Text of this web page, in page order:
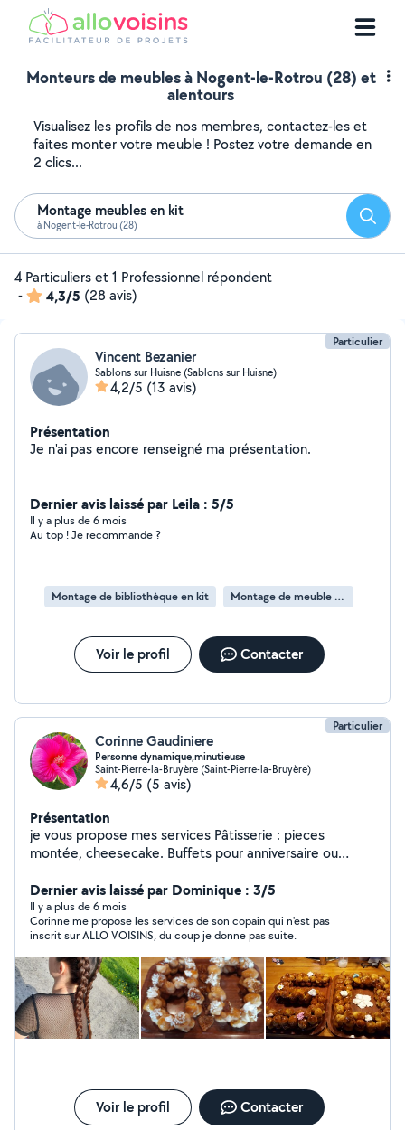
Monteurs de meubles à Nogent-le-Rotrou (28) et
alentours
Visualisez les profils de nos membres, contactez-les et
faites monter votre meuble ! Postez votre demande en
2 clics...
Montage meubles en kit
à Nogent-le-Rotrou (28)
4 Particuliers et 1 Professionnel répondent
-
4,3/5 (28 avis)
Particulier
Vincent Bezanier
Sablons sur Huisne (Sablons sur Huisne)
4,2/5 (13 avis)
Présentation
Je n'ai pas encore renseigné ma présentation.
Dernier avis laissé par Leila : 5/5
Il y a plus de 6 mois
Au top ! Je recommande ?
Montage de bibliothèque en kit Montage de meuble en kit
Voir le profil Contacter
Particulier
Corinne Gaudiniere
Personne dynamique,minutieuse
Saint-Pierre-la-Bruyère (Saint-Pierre-la-Bruyère)
4,6/5 (5 avis)
Présentation
je vous propose mes services Pâtisserie : pieces
montée, cheesecake. Buffets pour anniversaire ou
Dernier avis laissé par Dominique : 3/5
Il y a plus de 6 mois
Corinne me propose les services de son copain qui n'est pas
inscrit sur ALLO VOISINS, du coup je donne pas suite.
Voir le profil Contacter